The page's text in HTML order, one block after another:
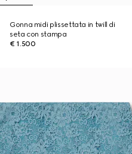
Gonna midi plissettata in twill di
seta con stampa
€ 1.500